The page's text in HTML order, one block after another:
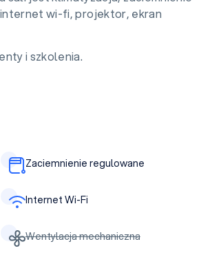
wi-fi, projektor, ekran
i szkolenia.
Zaciemnienie regulowane
Internet Wi-Fi
Wentylacja mechaniczna